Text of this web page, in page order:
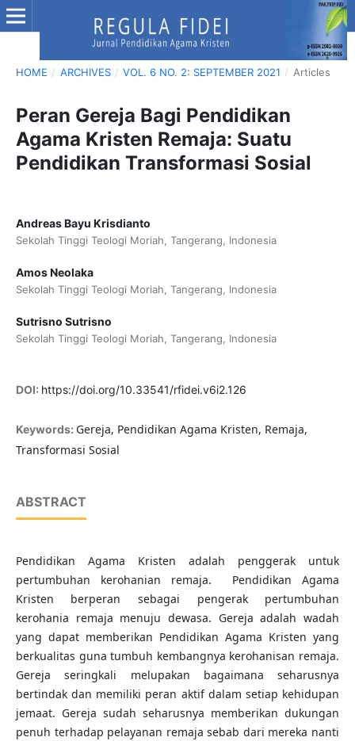
HOME / ARCHIVES / VOL. 6 NO. 2: SEPTEMBER 2021 / Articles
Peran Gereja Bagi Pendidikan
Agama Kristen Remaja: Suatu
Pendidikan Transformasi Sosial
Andreas Bayu Krisdianto
Sekolah Tinggi Teologi Moriah, Tangerang, Indonesia
Amos Neolaka
Sekolah Tinggi Teologi Moriah, Tangerang, Indonesia
Sutrisno Sutrisno
Sekolah Tinggi Teologi Moriah, Tangerang, Indonesia
DOI: https://doi.org/10.33541/rfidei.v6i2.126
Keywords: Gereja, Pendidikan Agama Kristen, Remaja,
Transformasi Sosial
ABSTRACT
Pendidikan Agama Kristen adalah penggerak untuk
pertumbuhan kerohanian remaja. Pendidikan Agama
Kristen berperan sebagai pengerak pertumbuhan
kerohania remaja menuju dewasa. Gereja adalah wadah
yang dapat memberikan Pendidikan Agama Kristen yang
berkualitas guna tumbuh kembangnya kerohanisan remaja.
Gereja seringkali melupakan bagaimana seharusnya
bertindak dan memiliki peran aktif dalam setiap kehidupan
jemaat. Gereja sudah seharusnya memberikan dukungan
penuh terhadap pelayanan remaja sebab dari mereka nanti